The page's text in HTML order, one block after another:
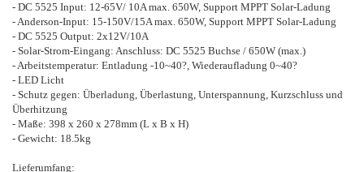
- DC 5525 Input: 12-65V/ 10A max. 650W, Support MPPT Solar-Ladung
- Anderson-Input: 15-150V/15A max. 650W, Support MPPT Solar-Ladung
- DC 5525 Output: 2x12V/10A
- Solar-Strom-Eingang: Anschluss: DC 5525 Buchse / 650W (max.)
- Arbeitstemperatur: Entladung -10~40?, Wiederaufladung 0~40?
- LED Licht
- Schutz gegen: Überladung, Überlastung, Unterspannung, Kurzschluss und
Überhitzung
- Maße: 398 x 260 x 278mm (L x B x H)
- Gewicht: 18.5kg
Lieferumfang: